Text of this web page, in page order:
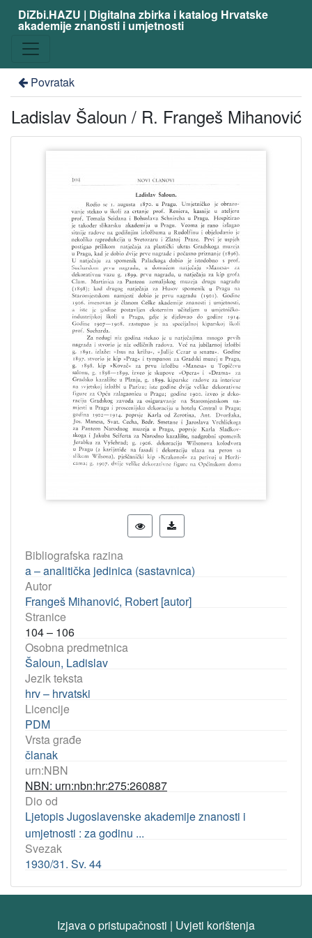
DiZbi.HAZU | Digitalna zbirka i katalog Hrvatske
akademije znanosti i umjetnosti
Povratak
Ladislav Šaloun / R. Frangeš Mihanović
Bibliografska razina
a – analitička jedinica (sastavnica)
Autor
Frangeš Mihanović, Robert [autor]
Stranice
104 – 106
Osobna predmetnica
Šaloun, Ladislav
Jezik teksta
hrv – hrvatski
Licencije
PDM
Vrsta građe
članak
urn:NBN
NBN: urn:nbn:hr:275:260887
Dio od
Ljetopis Jugoslavenske akademije znanosti i
umjetnosti : za godinu ...
Svezak
1930/31. Sv. 44
Izjava o pristupačnosti | Uvjeti korištenja